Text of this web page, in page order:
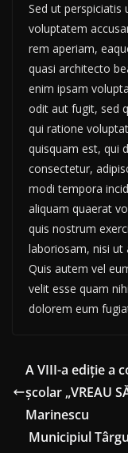
Sed ut
voluptatem
rem aperiam,
quasi architecto
enim ipsam
odit aut fugit, sed
qui ratione
quisquam est, qui
consectetur,
modi tempora
aliquam quaerat
quis nostrum
laboriosam, nisi ut
Quis autem vel
velit esse quam
dolorem eum
A VIII-a ediție a
școlar „VREAU
Marinescu
Municipiul